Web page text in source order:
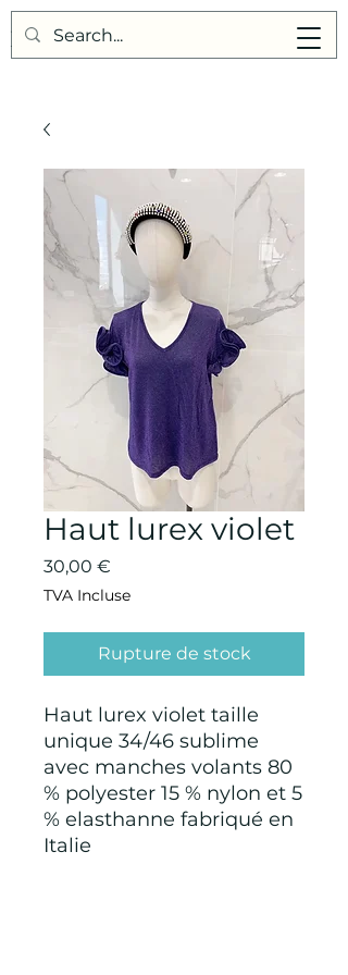
Points de Suture
Haut lurex violet
30,00 €
TVA Incluse
Rupture de stock
Haut lurex violet taille
unique 34/46 sublime
avec manches volants 80
% polyester 15 % nylon et 5
% elasthanne fabriqué en
Italie